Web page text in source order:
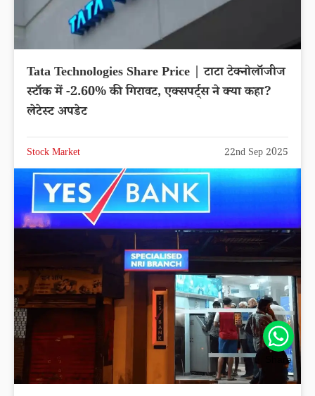
Tata Technologies Share Price | टाटा टेक्नोलॉजीज
स्टॉक में -2.60% की गिरावट, एक्सपर्ट्स ने क्या कहा?
लेटेस्ट अपडेट
Stock Market 22nd Sep 2025
Share